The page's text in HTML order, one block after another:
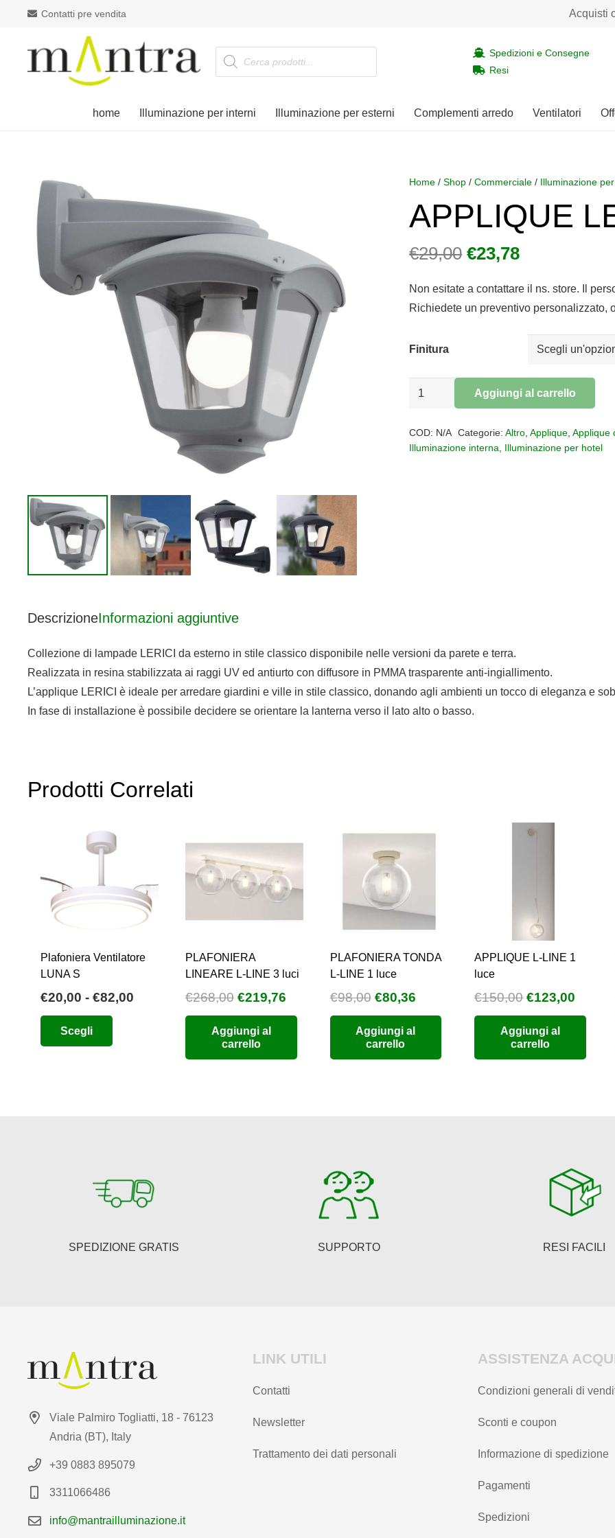
Contatti pre vendita Acquisti
Products
search
Spedizioni e Consegne
Resi
home Illuminazione per interni Illuminazione per esterni Complementi arredo Ventilatori
Home /Shop /Commerciale / Illuminazione
APPLIQUE
€29,00 Il
originale
era:
€23,78Il
attuale
è:
Non esitate a contattare il ns. store. Il
Richiedete un preventivo personalizzato,
Finitura
APPLIQUE
quantità
Aggiungi al carrello
COD: N/A Categorie: Altro, Applique, Applique
Illuminazione interna
Illuminazione per hotel
DescrizioneInformazioni aggiuntive
Collezione di lampade LERICI da esterno in stile classico disponibile nelle versioni da parete e terra.
Realizzata in resina stabilizzata ai raggi UV ed antiurto con diffusore in PMMA trasparente anti-ingiallimento.
L’applique LERICI è ideale per arredare giardini e ville in stile classico, donando agli ambienti un tocco di eleganza e
In fase di installazione è possibile decidere se orientare la lanterna verso il lato alto o basso.
Prodotti Correlati
Plafoniera Ventilatore
LUNA S
€20,00 - €82,00
Scegli
scelte
nella
del
PLAFONIERA
LINEARE L-LINE 3 luci
€268,00 Il
prezzo
originale
era:
€219,76Il
prezzo
Aggiungi al
carrello
PLAFONIERA TONDA
L-LINE 1 luce
€98,00 Il
prezzo
originale
era:
€80,36Il
prezzo
attuale
Aggiungi al
carrello
APPLIQUE L-LINE 1
luce
€150,00 Il
prezzo
originale
era:
€123,00
prezzo
Aggiungi al
carrello
SPEDIZIONE GRATIS SUPPORTO RESI FACILI
Viale Palmiro Togliatti, 18 - 76123
Andria (BT), Italy
+39 0883 895079
3311066486
info@mantrailluminazione.it
LINK UTILI
Contatti
Newsletter
Trattamento dei dati personali
ASSISTENZA
Condizioni generali di
Sconti e coupon
Informazione di spedizione
Pagamenti
Spedizioni